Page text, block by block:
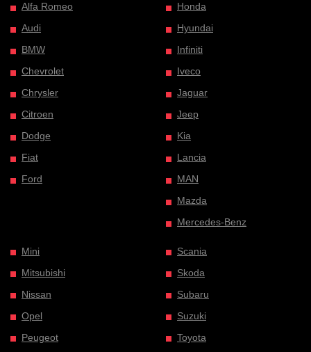
Alfa Romeo
Audi
BMW
Chevrolet
Chrysler
Citroen
Dodge
Fiat
Ford
Honda
Hyundai
Infiniti
Iveco
Jaguar
Jeep
Kia
Lancia
MAN
Mazda
Mercedes-Benz
Mini
Mitsubishi
Nissan
Opel
Peugeot
Scania
Skoda
Subaru
Suzuki
Toyota